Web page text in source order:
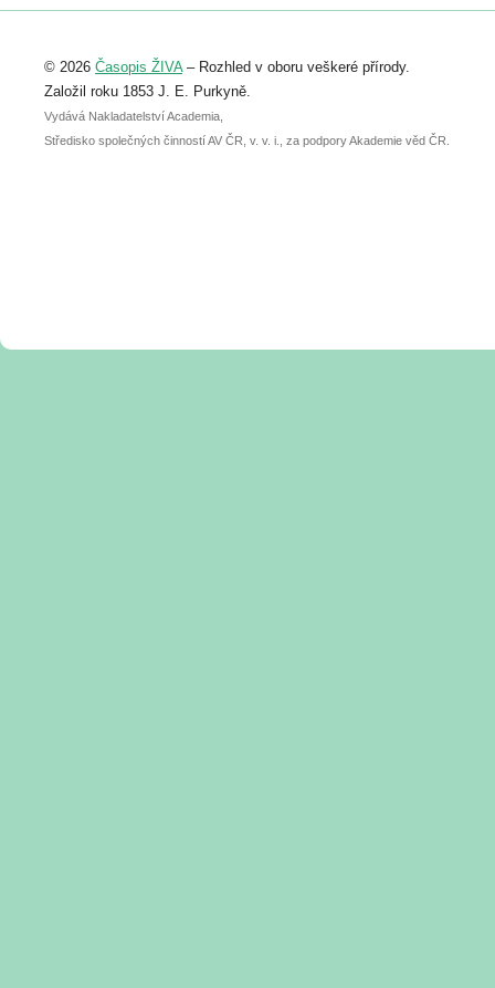
Registrovat se můžete do 6. září.
abstraktu přihlášené přednášky nebo
posteru je už 30. června.
© 2026 Časopis ŽIVA– Rozhled v oboru veškeré přírody.
Založil roku 1853 J. E. Purkyně.
Vydává Nakladatelství Academia,
Středisko společných činností AV ČR, v. v. i., za podpory Akademie věd ČR.